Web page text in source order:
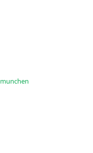
Reinigungmunchen